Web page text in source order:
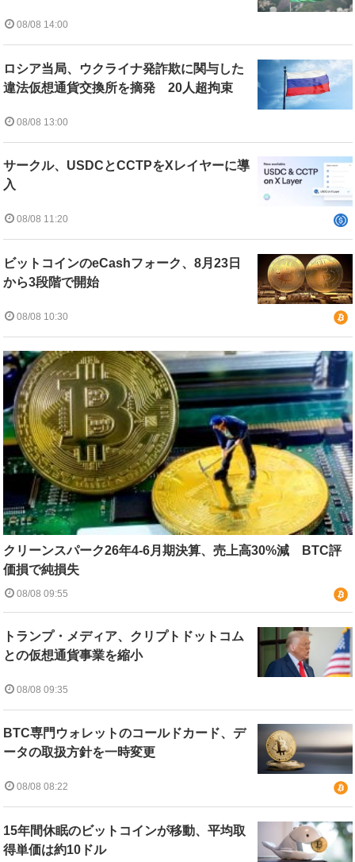
08/08 14:00
ロシア当局、ウクライナ発詐欺に関与した
違法仮想通貨交換所を摘発 20人超拘束
08/08 13:00
サークル、USDCとCCTPをXレイヤーに導
入
08/08 11:20
ビットコインのeCashフォーク、8月23日
から3段階で開始
08/08 10:30
クリーンスパーク26年4-6月期決算、売上高30%減 BTC評
価損で純損失
08/08 09:55
トランプ・メディア、クリプトドットコム
との仮想通貨事業を縮小
08/08 09:35
BTC専門ウォレットのコールドカード、デ
ータの取扱方針を一時変更
08/08 08:22
15年間休眠のビットコインが移動、平均取
得単価は約10ドル